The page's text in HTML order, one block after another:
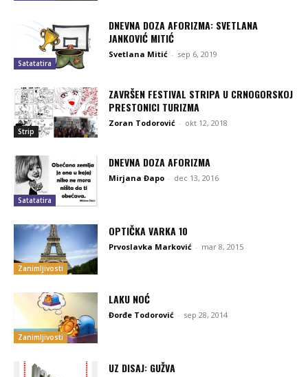
Satatatira
DNEVNA DOZA AFORIZMA: SVETLANA
JANKOVIĆ MITIĆ
Svetlana Mitić - sep 6, 2019
Strip
ZAVRŠEN FESTIVAL STRIPA U CRNOGORSKOJ
PRESTONICI TURIZMA
Zoran Todorović - okt 12, 2018
Satatatira
DNEVNA DOZA AFORIZMA
Mirjana Đapo - dec 13, 2016
Zanimljivosti
OPTIČKA VARKA 10
Prvoslavka Marković - mar 8, 2015
Zanimljivosti
LAKU NOĆ
Đorđe Todorović - sep 28, 2014
UZ DISAJ: GUŽVA